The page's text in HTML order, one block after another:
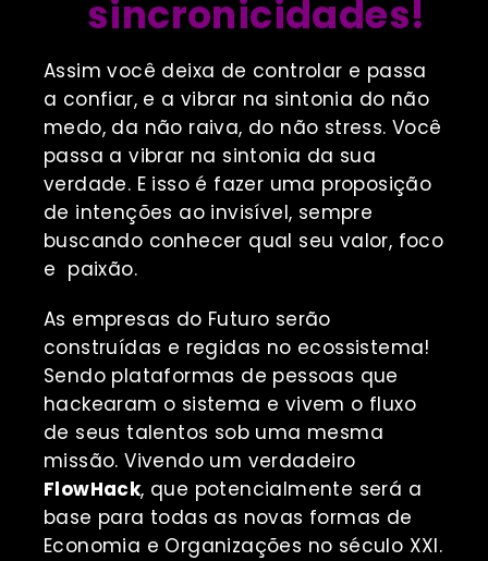
sincronicidades!
Assim você deixa de controlar e passa
a confiar, e a vibrar na sintonia do não
medo, da não raiva, do não stress. Você
passa a vibrar na sintonia da sua
verdade. E isso é fazer uma proposição
de intenções ao invisível, sempre
buscando conhecer qual seu valor, foco
e paixão.
As empresas do Futuro serão
construídas e regidas no ecossistema!
Sendo plataformas de pessoas que
hackearam o sistema e vivem o fluxo
de seus talentos sob uma mesma
missão. Vivendo um verdadeiro
FlowHack, que potencialmente será a
base para todas as novas formas de
Economia e Organizações no século XXI.